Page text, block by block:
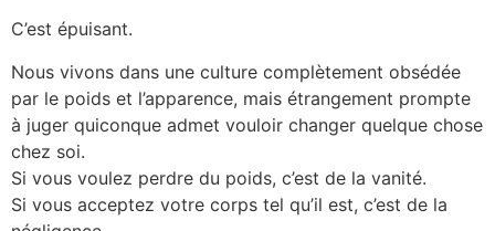
C’est épuisant.
Nous vivons dans une culture complètement obsédée
par le poids et l’apparence, mais étrangement prompte
à juger quiconque admet vouloir changer quelque chose
chez soi.
Si vous voulez perdre du poids, c’est de la vanité.
Si vous acceptez votre corps tel qu’il est, c’est de la